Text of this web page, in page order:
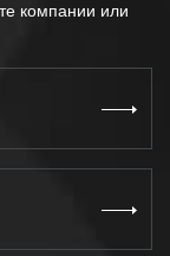
компании или